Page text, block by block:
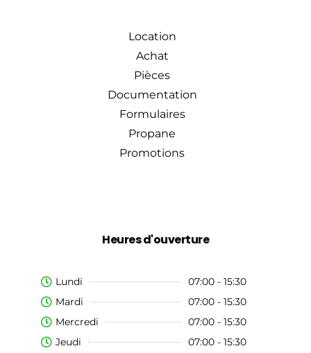
Location
Achat
Pièces
Documentation
Formulaires
Propane
Promotions
Heures d'ouverture
Lundi
07:00 - 15:30
Mardi
07:00 - 15:30
Mercredi
07:00 - 15:30
Jeudi
07:00 - 15:30